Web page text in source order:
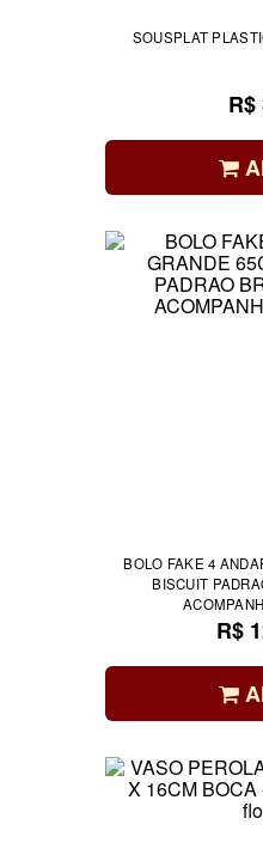
SOUSPLAT
R$
BOLO FAKE 4
BISCUIT
R$